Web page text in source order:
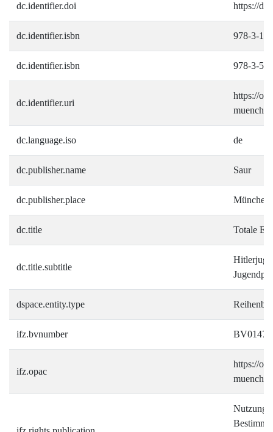
dc.identifier.doi https://
dc.identifier.isbn 978-3-
dc.identifier.isbn 978-3-
dc.identifier.uri
https://
dc.language.iso de
dc.publisher.name Saur
dc.publisher.place München
dc.title Totale
dc.title.subtitle
dspace.entity.type
ifz.bvnumber
ifz.opac
https://
Nutzung